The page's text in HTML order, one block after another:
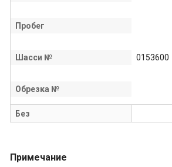
Пробег
Шасси № 0153600
Обрезка №
Без
Примечание